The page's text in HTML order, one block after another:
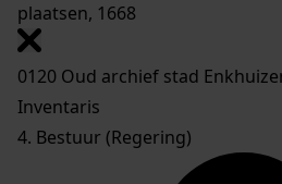
plaatsen, 1668
0120 Oud archief stad
Inventaris
4. Bestuur (Regering)